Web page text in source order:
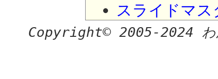
スライドマ
Copyright© 2005-2024